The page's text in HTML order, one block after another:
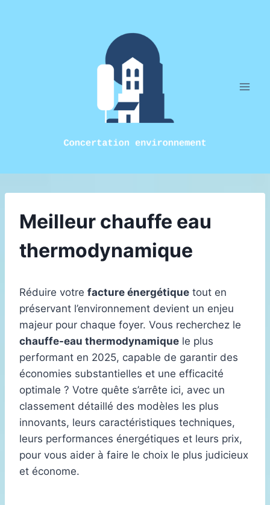
Meilleur chauffe eau
thermodynamique
Réduire votre facture énergétique tout en
préservant l’environnement devient un enjeu
majeur pour chaque foyer. Vous recherchez le
chauffe-eau thermodynamique le plus
performant en 2025, capable de garantir des
économies substantielles et une efficacité
optimale ? Votre quête s’arrête ici, avec un
classement détaillé des modèles les plus
innovants, leurs caractéristiques techniques,
leurs performances énergétiques et leurs prix,
pour vous aider à faire le choix le plus judicieux
et économe.